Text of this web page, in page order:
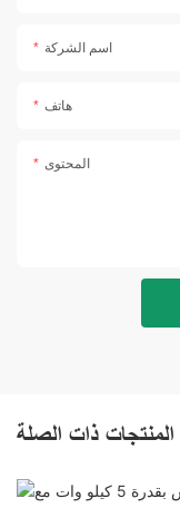
اسم الشركة
هاتف
المحتوى
المنتجات ذات الصلة